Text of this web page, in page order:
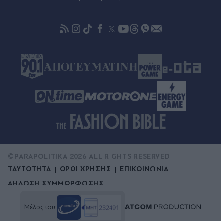
"Ψηφίζουν" Ελλάδα οι Ευρωπαίοι: Οι 3 στους 10
θέλουν διακοπές στη χώρα μας
ΤΑΥΤΟΤΗΤΑ ΟΡΟΙ ΧΡΗΣΗΣ
ΕΠΙΚΟΙΝΩΝΙΑ
ΔΗΛΩΣΗ ΣΥΜΜΟΡΦΩΣΗΣ
©PARAPOLITIKA 2026 ALL RIGHTS RESERVED
Μέλος του: